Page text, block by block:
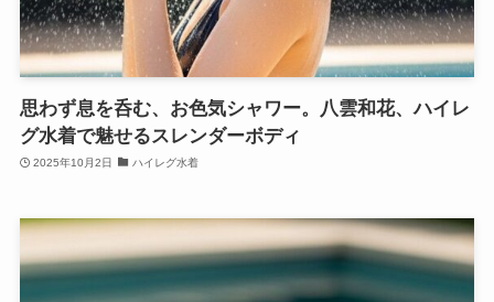
思わず息を呑む、お色気シャワー。八雲和花、ハイレ
グ水着で魅せるスレンダーボディ
2025年10月2日 ハイレグ水着